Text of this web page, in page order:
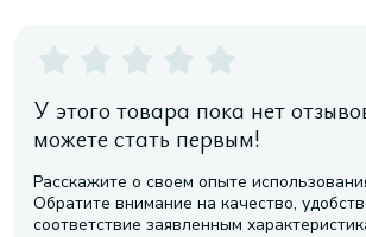
У этого товара пока нет
можете стать первым!
Расскажите о своем опыте
Обратите внимание на качество,
соответствие заявленным